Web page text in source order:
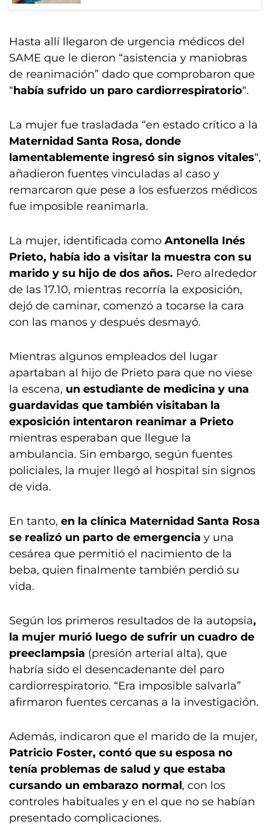
Hasta allí llegaron de urgencia médicos del
SAME que le dieron “asistencia y maniobras
de reanimación” dado que comprobaron que
“había sufrido un paro cardiorrespiratorio“.
La mujer fue trasladada “en estado crítico a la
Maternidad Santa Rosa, donde
lamentablemente ingresó sin signos vitales“,
añadieron fuentes vinculadas al caso y
remarcaron que pese a los esfuerzos médicos
fue imposible reanimarla.
La mujer, identificada como Antonella Inés
Prieto, había ido a visitar la muestra con su
marido y su hijo de dos años. Pero alrededor
de las 17.10, mientras recorría la exposición,
dejó de caminar, comenzó a tocarse la cara
con las manos y después desmayó.
Mientras algunos empleados del lugar
apartaban al hijo de Prieto para que no viese
la escena, un estudiante de medicina y una
guardavidas que también visitaban la
exposición intentaron reanimar a Prieto
mientras esperaban que llegue la
ambulancia. Sin embargo, según fuentes
policiales, la mujer llegó al hospital sin signos
de vida.
En tanto, en la clínica Maternidad Santa Rosa
se realizó un parto de emergencia y una
cesárea que permitió el nacimiento de la
beba, quien finalmente también perdió su
vida.
Según los primeros resultados de la autopsia,
la mujer murió luego de sufrir un cuadro de
preeclampsia (presión arterial alta), que
habría sido el desencadenante del paro
cardiorrespiratorio. “Era imposible salvarla”
afirmaron fuentes cercanas a la investigación.
Además, indicaron que el marido de la mujer,
Patricio Foster, contó que su esposa no
tenía problemas de salud y que estaba
cursando un embarazo normal, con los
controles habituales y en el que no se habían
presentado complicaciones.